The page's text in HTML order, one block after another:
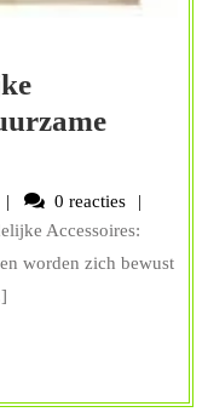
0 reacties
Accessoires:
worden zich bewust